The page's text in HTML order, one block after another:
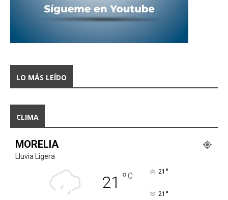
LO MÁS LEÍDO
CLIMA
MORELIA
Lluvia Ligera
21 °C 21 °
21 °